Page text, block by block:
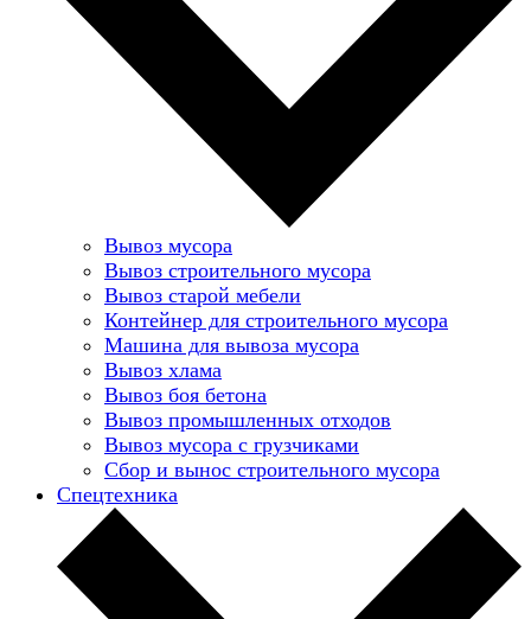
Вывоз мусора
Вывоз строительного мусора
Вывоз старой мебели
Контейнер для строительного мусора
Машина для вывоза мусора
Вывоз хлама
Вывоз боя бетона
Вывоз промышленных отходов
Вывоз мусора с грузчиками
Сбор и вынос строительного мусора
Спецтехника